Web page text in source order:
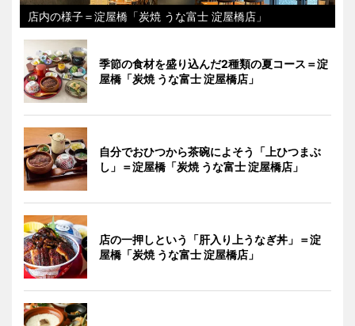
店内の様子＝淀屋橋「炭焼 うな富士 淀屋橋店」
季節の食材を盛り込んだ2種類の夏コース＝淀
屋橋「炭焼 うな富士 淀屋橋店」
自分でおひつから茶碗によそう「上ひつまぶ
し」＝淀屋橋「炭焼 うな富士 淀屋橋店」
店の一押しという「肝入り上うなぎ丼」＝淀
屋橋「炭焼 うな富士 淀屋橋店」